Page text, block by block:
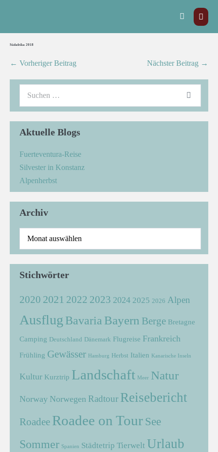
Südafrika 2018
← Vorheriger Beitrag Nächster Beitrag →
Aktuelle Blogs
Fuerteventura-Reise
Silvester in Konstanz
Alpenherbst
Archiv
Stichwörter
2020 2021 2022 2023 2024 2025 2026 Alpen
Ausflug Bavaria Bayern Berge Bretagne
Camping Deutschland Dänemark Flugreise Frankreich
Frühling Gewässer Hamburg Herbst Italien Kanarische Inseln
Kultur Kurztrip Landschaft Meer Natur
Norway Norwegen Radtour Reisebericht
Roadee Roadee on Tour See
Sommer Spanien Städtetrip Tierwelt Urlaub